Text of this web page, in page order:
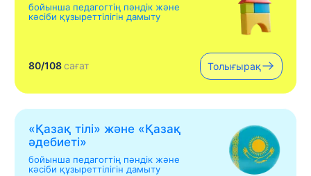
бойынша педагогтің пәндік және
кәсіби құзыреттілігін дамыту
80/108сағат Толығырақ
«Қазақ тілі» жəне «Қазақ
əдебиеті»
бойынша педагогтің пәндік және
кәсіби құзыреттілігін дамыту